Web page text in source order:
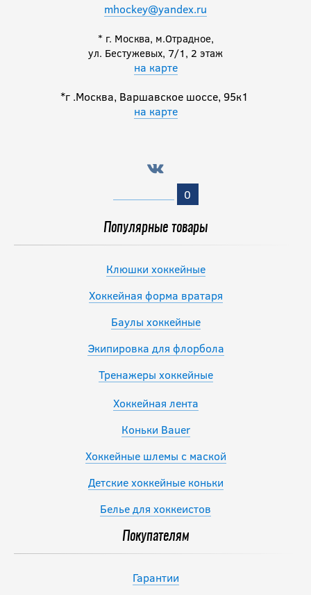
mhockey@yandex.ru
* г. Москва, м.Отрадное,
ул. Бестужевых, 7/1, 2 этаж
на карте
*г .Москва, Варшавское шоссе, 95к1
на карте
0
Популярные товары
Клюшки хоккейные
Хоккейная форма вратаря
Баулы хоккейные
Экипировка для флорбола
Тренажеры хоккейные
Хоккейная лента
Коньки Bauer
Хоккейные шлемы с маской
Детские хоккейные коньки
Белье для хоккеистов
Покупателям
Гарантии